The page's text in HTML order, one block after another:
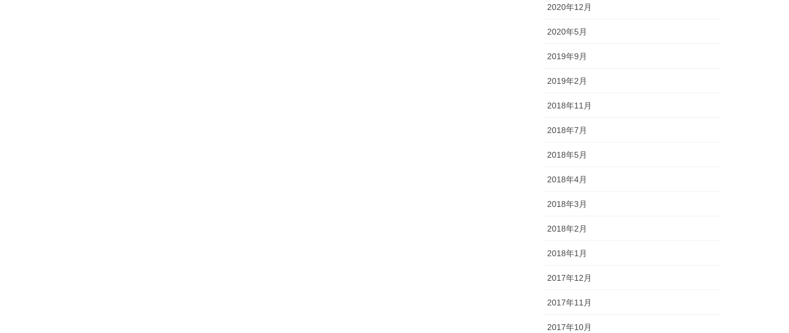
2020年12月
2020年5月
2019年9月
2019年2月
2018年11月
2018年7月
2018年5月
2018年4月
2018年3月
2018年2月
2018年1月
2017年12月
2017年11月
2017年10月